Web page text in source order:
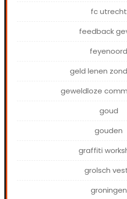
fc utrecht
feedback
feyenoord
geld lenen
geweldloze
goud
gouden
graffiti
grolsch
groningen